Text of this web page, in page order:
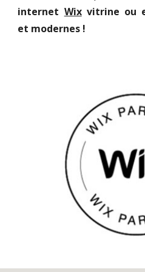
internet Wix vitrine ou
et modernes !